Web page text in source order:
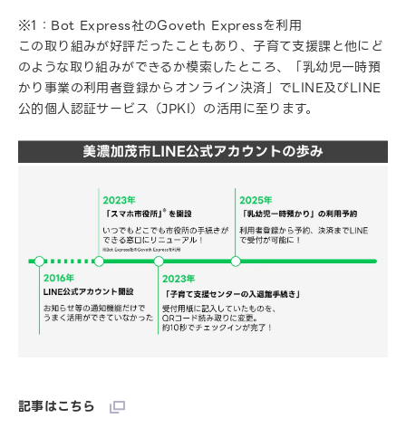
※1：Bot Express社のGoveth Expressを利用
この取り組みが好評だったこともあり、子育て支援課と他にど
のような取り組みができるか模索したところ、「乳幼児一時預
かり事業の利用者登録からオンライン決済」でLINE及びLINE
公的個人認証サービス（JPKI）の活用に至ります。
記事はこちら